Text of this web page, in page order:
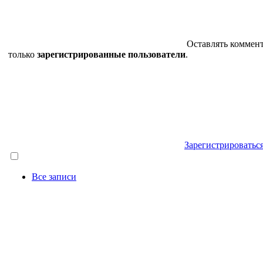
Оставлять
только зарегистрированные пользователи.
Все записи